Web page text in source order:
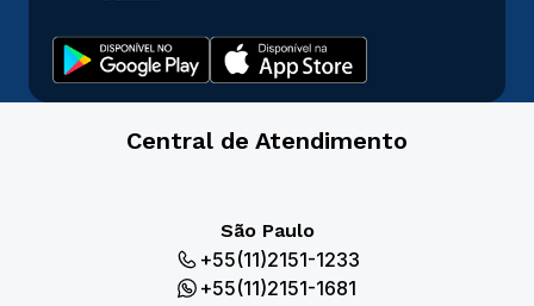
Central de Atendimento
São Paulo
+55(11)2151-1233
+55(11)2151-1681